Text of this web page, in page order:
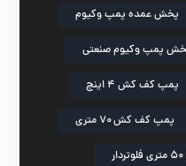
پخش عمده پمپ وکیوم
پمپ وکیوم صنعتی
پمپ کف کش ۴ اینچ
پمپ کف کش ۷۰ متری